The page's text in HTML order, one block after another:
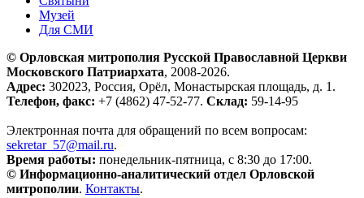
Музей
Для СМИ
© Орловская митрополия Русской Православной Церкви
Московского Патриархата, 2008-2026.
Адрес: 302023, Россия, Орёл, Монастырская площадь, д. 1.
Телефон, факс: +7 (4862) 47-52-77. Склад: 59-14-95
Электронная почта для обращений по всем вопросам:
sekretar_57@mail.ru.
Время работы: понедельник-пятница, с 8:30 до 17:00.
© Информационно-аналитический отдел Орловской
митрополии. Контакты.